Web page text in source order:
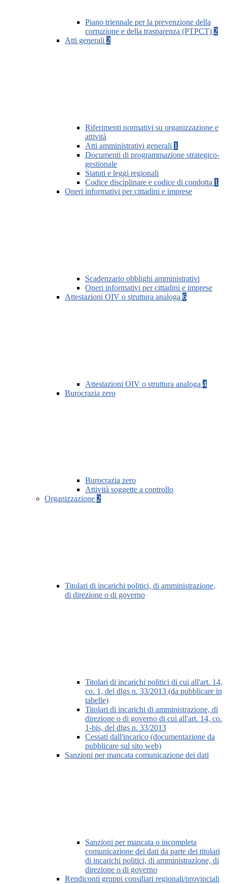
Piano triennale per la prevenzione della
corruzione e della trasparenza (PTPCT) 2
Atti generali 2
Riferimenti normativi su organizzazione e
attività
Atti amministrativi generali 1
Documenti di programmazione strategico-
gestionale
Statuti e leggi regionali
Codice disciplinare e codice di condotta 1
Oneri informativi per cittadini e imprese
Scadenzario obblighi amministrativi
Oneri informativi per cittadini e imprese
Attestazioni OIV o struttura analoga 6
Attestazioni OIV o struttura analoga 4
Burocrazia zero
Burocrazia zero
Attività soggette a controllo
Organizzazione 2
Titolari di incarichi politici, di amministrazione,
di direzione o di governo
Titolari di incarichi politici di cui all'art. 14,
co. 1, del dlgs n. 33/2013 (da pubblicare in
tabelle)
Titolari di incarichi di amministrazione, di
direzione o di governo di cui all'art. 14, co.
1-bis, del dlgs n. 33/2013
Cessati dall'incarico (documentazione da
pubblicare sul sito web)
Sanzioni per mancata comunicazione dei dati
Sanzioni per mancata o incompleta
comunicazione dei dati da parte dei titolari
di incarichi politici, di amministrazione, di
direzione o di governo
Rendiconti gruppi consiliari regionali/provinciali